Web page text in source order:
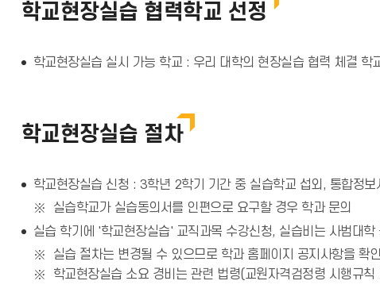
학교현장실습 협력학교 선정
학교현장실습 실시 가능 학교 : 우리 대학의 현장실습 협력 체결 학
학교현장실습 절차
학교현장실습 신청 : 3학년 2학기 기간 중 실습학교 섭외, 통합정
실습학교가 실습동의서를 인편으로 요구할 경우 학과 문의
실습 학기에 '학교현장실습' 교직과목 수강신청, 실습비는 사범대
실습 절차는 변경될 수 있으므로 학과 홈페이지 공지사항을 확
학교현장실습 소요 경비는 관련 법령(교원자격검정령 시행규